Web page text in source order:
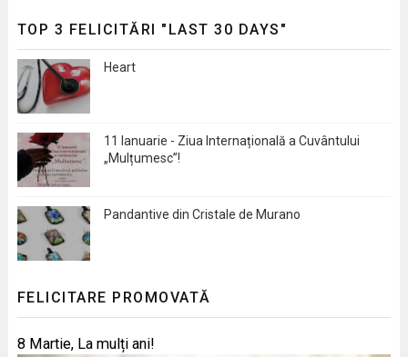
TOP 3 FELICITĂRI "LAST 30 DAYS"
Heart
11 Ianuarie - Ziua Internațională a Cuvântului
„Mulțumesc”!
Pandantive din Cristale de Murano
FELICITARE PROMOVATĂ
8 Martie, La mulți ani!